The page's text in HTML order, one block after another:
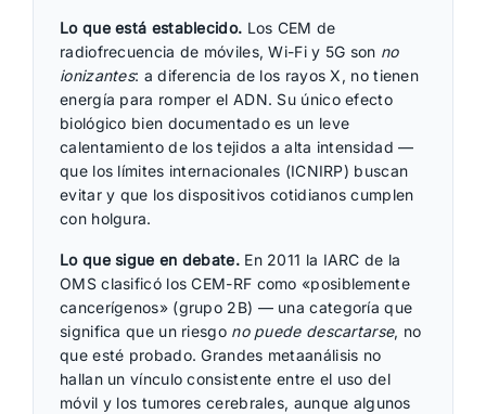
Lo que está establecido. Los CEM de
radiofrecuencia de móviles, Wi-Fi y 5G son no
ionizantes: a diferencia de los rayos X, no tienen
energía para romper el ADN. Su único efecto
biológico bien documentado es un leve
calentamiento de los tejidos a alta intensidad —
que los límites internacionales (ICNIRP) buscan
evitar y que los dispositivos cotidianos cumplen
con holgura.
Lo que sigue en debate.En 2011 la IARC de la
OMS clasificó los CEM-RF como «posiblemente
cancerígenos» (grupo 2B) — una categoría que
significa que un riesgo no puede descartarse, no
que esté probado. Grandes metaanálisis no
hallan un vínculo consistente entre el uso del
móvil y los tumores cerebrales, aunque algunos